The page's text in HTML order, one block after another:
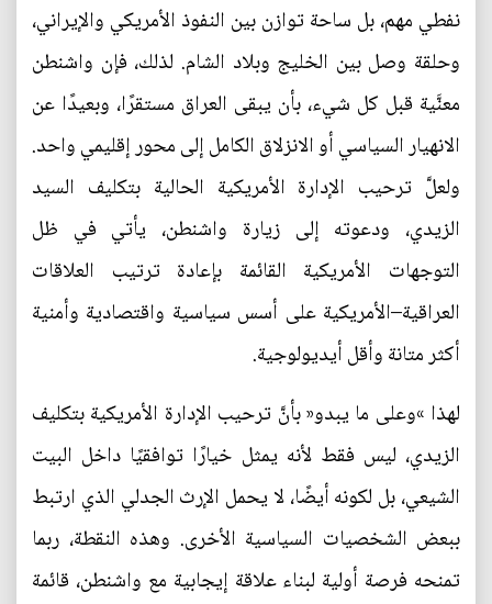
نفطي مهم، بل ساحة توازن بين النفوذ الأمريكي والإيراني،
وحلقة وصل بين الخليج وبلاد الشام. لذلك، فإن واشنطن
معنَّية قبل كل شيء، بأن يبقى العراق مستقرًا، وبعيدًا عن
الانهيار السياسي أو الانزلاق الكامل إلى محور إقليمي واحد.
ولعلَّ ترحيب الإدارة الأمريكية الحالية بتكليف السيد
الزيدي، ودعوته إلى زيارة واشنطن، يأتي في ظل
التوجهات الأمريكية القائمة بإعادة ترتيب العلاقات
العراقية–الأمريكية على أسس سياسية واقتصادية وأمنية
أكثر متانة وأقل أيديولوجية.
لهذا »وعلى ما يبدو« بأنَّ ترحيب الإدارة الأمريكية بتكليف
الزيدي، ليس فقط لأنه يمثل خيارًا توافقيًا داخل البيت
الشيعي، بل لكونه أيضًا، لا يحمل الإرث الجدلي الذي ارتبط
ببعض الشخصيات السياسية الأخرى. وهذه النقطة، ربما
تمنحه فرصة أولية لبناء علاقة إيجابية مع واشنطن، قائمة